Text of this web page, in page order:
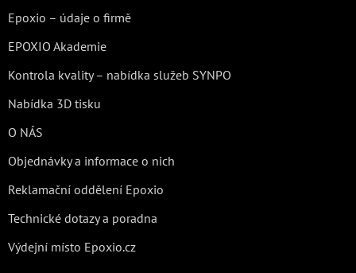
Epoxio – údaje o firmě
EPOXIO Akademie
Kontrola kvality – nabídka služeb SYNPO
Nabídka 3D tisku
O NÁS
Objednávky a informace o nich
Reklamační oddělení Epoxio
Technické dotazy a poradna
Výdejní místo Epoxio.cz